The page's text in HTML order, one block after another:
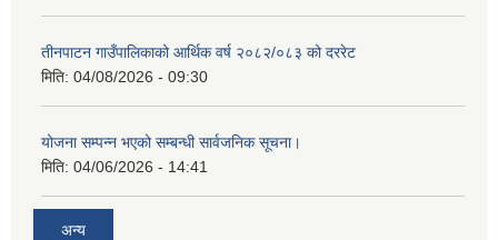
तीनपाटन गाउँपालिकाको आर्थिक वर्ष २०८२/०८३ को दररेट
मिति: 04/08/2026 - 09:30
योजना सम्पन्न भएको सम्बन्धी सार्वजनिक सूचना।
मिति: 04/06/2026 - 14:41
अन्य